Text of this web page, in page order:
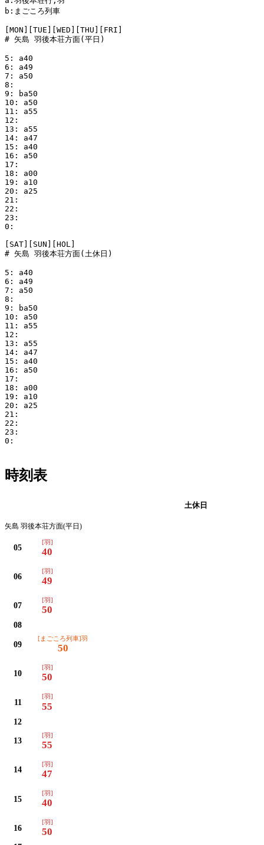
b:まごころ列車
[MON][TUE][WED][THU][FRI]
# 矢島 羽後本荘方面(平日)
5: a40
6: a49
7: a50
8:
9: ba50
10: a50
11: a55
12:
13: a55
14: a47
15: a40
16: a50
17:
18: a00
19: a10
20: a25
21:
22:
23:
0:
[SAT][SUN][HOL]
# 矢島 羽後本荘方面(土休日)
5: a40
6: a49
7: a50
8:
9: ba50
10: a50
11: a55
12:
13: a55
14: a47
15: a40
16: a50
17:
18: a00
19: a10
20: a25
21:
22:
23:
0:
時刻表
土休日
矢島 羽後本荘方面(平日)
05
[羽]
40
06
[羽]
49
07
[羽]
50
08
09
[まごころ列車]羽
50
10
[羽]
50
11
[羽]
55
12
13
[羽]
55
14
[羽]
47
15
[羽]
40
16
[羽]
50